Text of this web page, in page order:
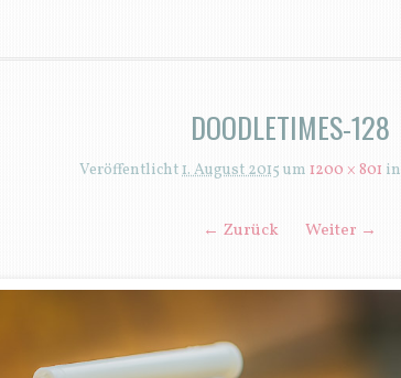
DOODLETIMES-128
Veröffentlicht1. August 2015 um 1200 × 801 in
← Zurück Weiter →